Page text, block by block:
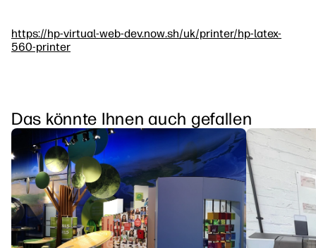
https://hp-virtual-web-dev.now.sh/uk/printer/hp-latex-
560-printer
Das könnte Ihnen auch gefallen